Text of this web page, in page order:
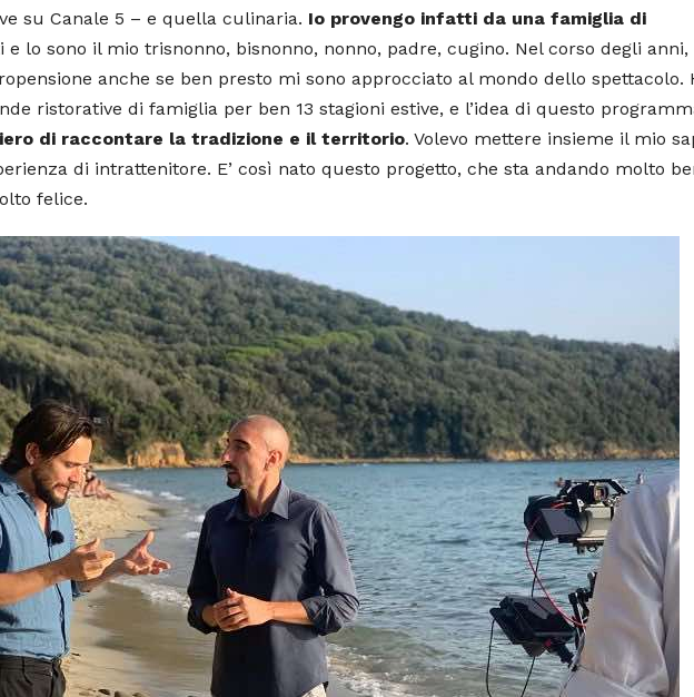
su Canale 5 – e quella culinaria. Io provengo infatti da una famiglia di
e lo sono il mio trisnonno, bisnonno, nonno, padre, cugino. Nel corso degli anni,
anche se ben presto mi sono approcciato al mondo dello spettacolo.
ristorative di famiglia per ben 13 stagioni estive, e l’idea di questo
di raccontare la tradizione e il territorio. Volevo mettere insieme il mio
di intrattenitore. E’ così nato questo progetto, che sta andando molto
felice.